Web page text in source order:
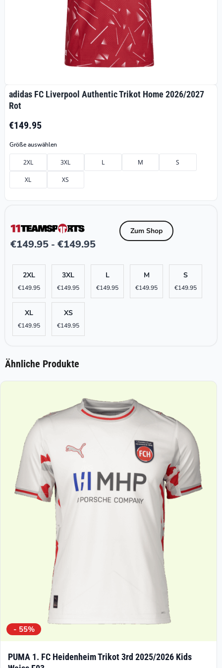
adidas FC Liverpool Authentic Trikot Home 2026/2027
Rot
€149.95
Größe auswählen
2XL 3XL L M S
XL XS
€149.95 - €149.95
Zum Shop
2XL
€149.95
3XL
€149.95
L
€149.95
M
€149.95
S
€149.95
XL
€149.95
XS
€149.95
Ähnliche Produkte
- 55%
PUMA 1. FC Heidenheim Trikot 3rd 2025/2026 Kids